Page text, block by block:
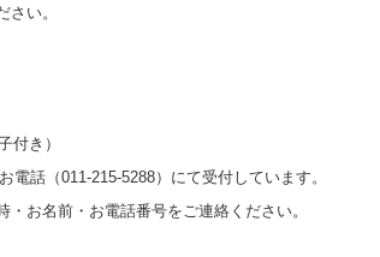
い。
付き）
電話（011-215-5288）にて受付しています。
お電話番号をご連絡ください。